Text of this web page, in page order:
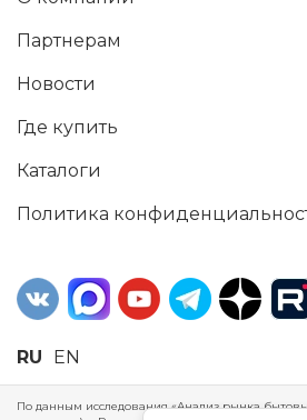
Партнерам
Новости
Где купить
Каталоги
Политика
RU EN
По данным исследования «Анализ рынка